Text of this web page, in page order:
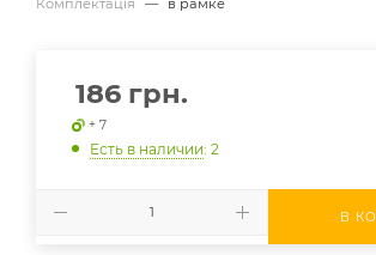
186 грн.
+ 7
Есть в наличии: 2
В